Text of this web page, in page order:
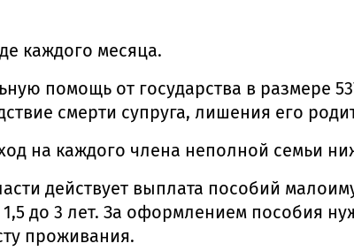
каждого месяца.
помощь от государства в размере
смерти супруга, лишения его
на каждого члена неполной семьи
действует выплата пособий
1,5 до 3 лет. За оформлением пособия
проживания.